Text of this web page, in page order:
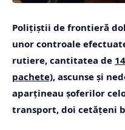
Poliţiştii de frontieră
unor controale
rutiere, cantitatea de
pachete), ascunse și
aparțineau șoferilor
transport, doi cetățeni